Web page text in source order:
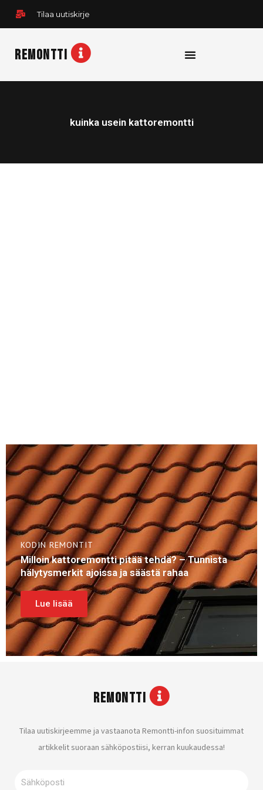
Siirry
Tilaa uutiskirje
REMONTTI
kuinka usein kattoremontti
KODIN REMONTIT
Milloin kattoremontti pitää tehdä? – Tunnista
hälytysmerkit ajoissa ja säästä rahaa
Lue lisää
REMONTTI
Tilaa uutiskirjeemme ja vastaanota Remontti-infon suosituimmat
artikkelit suoraan sähköpostiisi, kerran kuukaudessa!
Sähköposti